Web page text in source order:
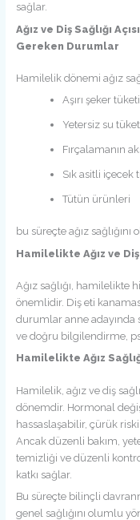
sağlar.
Ağız ve Diş Sağlığı
Gereken Durumlar
Hamilelik dönemi ağız
Aşırı şeker
Yetersiz su
Fırçalamanın
Sık asitli içecek
Tütün ürünleri
bu süreçte ağız
Hamilelikte Ağız ve
Ağız sağlığı, hamilelikte
önemlidir. Diş eti
durumlar anne adayında
ve doğru bilgilendirme,
Hamilelikte Ağız
Hamilelik, ağız ve diş
dönemdir. Hormonal
hassaslaşabilir, çürük
Ancak düzenli bakım,
temizliği ve düzenli
katkı sağlar.
Bu süreçte bilinçli
genel sağlığını olumlu